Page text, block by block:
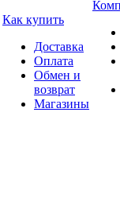
Как купить
Доставка
Оплата
Обмен и
возврат
Магазины